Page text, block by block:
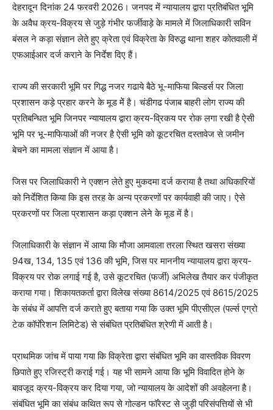
देहरादून दिनांक 24 फरवरी 2026। जनपद में न्यायालय द्वारा प्रतिबंधित भूमि
के अवैध क्रय-विक्रय से जुड़े गंभीर फर्जीवाड़े के मामले में जिलाधिकारी सविन
बंसल ने कड़ा संज्ञान लेते हुए क्रेता एवं विक्रेता के विरुद्ध थाना शहर कोतवाली में
एफआईआर दर्ज कराने के निर्देश दिए हैं।
राज्य की सरकारी भूमि पर गिद्ध नजर गढाये बैठे भू-माफिया बिल्डर्स पर जिला
प्रशासन कड़े प्रहार करने के मूड मेें है। चंडीगढ पंजाब बाहरी लोग राज्य की
प्रतिबन्धित भूमि जिनपर न्यायालय द्वारा क्रय-व्रिकय पर रोक लगा रखी है ऐसी
भूमि पर भू-माफियाओं की नजर है ऐसी भूमि को कूटरचित दस्तावेज से जमीन
बेचने का मामला संज्ञान में आया है।
जिस पर जिलाधिकारी ने एक्शन लेते हुए मुकदमा दर्ज कराया है तथा अधिकारियों
को निर्देशित किया कि इस तरह के अन्य प्रकरणों पर कार्यवाही की जाए। ऐसे
प्रकरणों पर जिला प्रशासन कड़ा एक्शन लेने के मूड में है।
जिलाधिकारी के संज्ञान में आया कि मौजा आमवाला तरला स्थित खसरा संख्या
94ख, 134, 135 एवं 136 की भूमि, जिस पर माननीय न्यायालय द्वारा क्रय-
विक्रय पर रोक लगाई गई है, उसे कूटरचित (फर्जी) अभिलेख तैयार कर पंजीकृत
कराया गया। शिकायतकर्ता द्वारा विलेख संख्या 8614/2025 एवं 8615/2025
के संबंध में आपत्ति दर्ज कराते हुए बताया गया कि उक्त भूमि पीएसीएल (पर्ल्स एग्रो
टेक कॉर्पाेरेशन लिमिटेड) से संबंधित प्रतिबंधित श्रेणी में आती है।
प्राथमिक जांच में पाया गया कि विक्रेता द्वारा संबंधित भूमि का वास्तविक विवरण
छिपाते हुए रजिस्ट्री कराई गई। यह भी सामने आया कि भूमि विवादित होने के
बावजूद क्रय-विक्रय कर दिया गया, जो न्यायालय के आदेशों की अवहेलना है।
संबंधित भूमि का संबंध कथित रूप से गोल्डन फॉरेस्ट से जुड़ी परिसंपत्तियों से भी